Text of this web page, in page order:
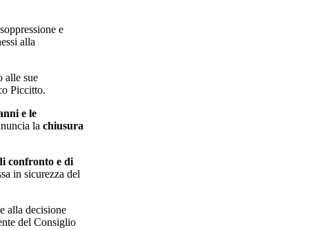
e
alla
alle sue
Piccitto.
e le
la chiusura
confronto e di
in sicurezza del
alla decisione
del Consiglio